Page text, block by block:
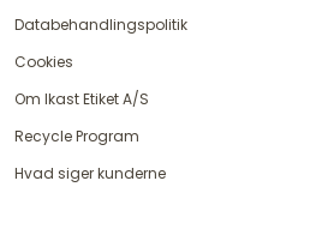
Databehandlingspolitik
Cookies
Om Ikast Etiket A/S
Recycle Program
Hvad siger kunderne